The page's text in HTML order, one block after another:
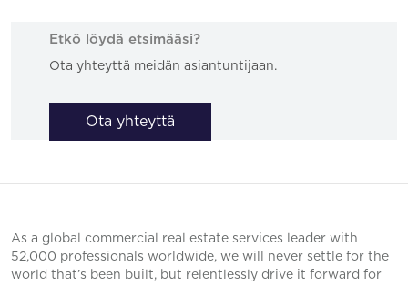
Etkö löydä etsimääsi?
Ota yhteyttä meidän asiantuntijaan.
Ota yhteyttä
As a global commercial real estate services leader with
52,000 professionals worldwide, we will never settle for the
world that’s been built, but relentlessly drive it forward for